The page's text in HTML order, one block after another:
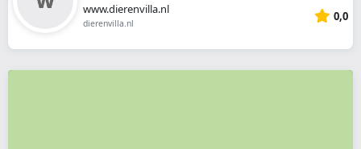
www.dierenvilla.nl
dierenvilla.nl 0,0